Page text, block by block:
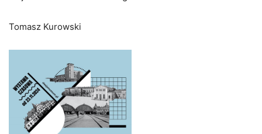
Tomasz Kurowski